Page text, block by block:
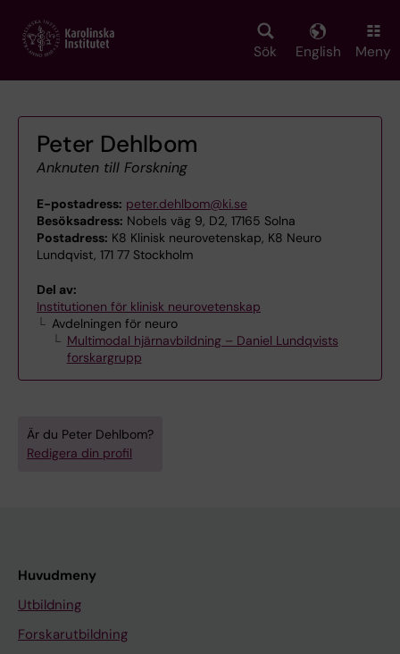
main
Sök English Meny
Peter Dehlbom
Anknuten till Forskning
E-postadress: peter.dehlbom@ki.se
Besöksadress: Nobels väg 9, D2, 17165 Solna
Postadress: K8 Klinisk neurovetenskap, K8 Neuro
Lundqvist, 171 77 Stockholm
Del av:
Institutionen för klinisk neurovetenskap
Avdelningen för neuro
Multimodal hjärnavbildning – Daniel Lundqvists
forskargrupp
Är du Peter Dehlbom?
Redigera din profil
Huvudmeny
Utbildning
Forskarutbildning